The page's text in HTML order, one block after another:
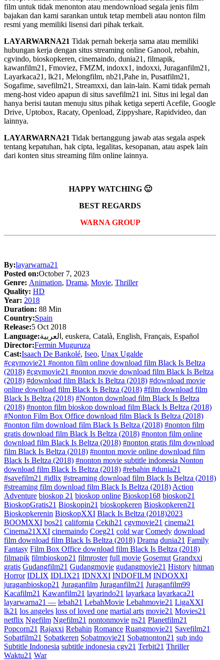
film untuk tidak menonton atau mendownload segala jenis film
bajakan dan kami sarankan untuk tetap membeli atau nonton film
resmi yang memiliki lisensi dari pihak terkait.
LAYARWARNA21 Tidak pernah bekerja sama atau memiliki
hubungan kerja dengan situs streaming online Ganool, rebahin,
cgvindo, bioskopkeren, cinemaindo, dunia21, filmapik,
kawanfilm21, Fmoviez, FMZM, indoxx1, indoxxi, Juraganfilm21,
Layarkaca21, lk21, Melongfilm, nb21,Pahe in, Pusatfilm21,
Sogafime, savefilm21, Streamxxi, dan lain-lain. Kami tidak pernah
meng-host video apapun di situs savefilm21 ini. Situs ini legal dan
hanya berisi tautan menuju situs pihak ketiga seperti Acefile, Google
Drive, Uptobox, Racaty, Openload, Zippyshare, Rapidvideo, dan
lainnya.
LAYARWARNA21 Tidak bertanggung jawab atas segala aspek
tentang kepatuhan, hak cipta, legalitas, kesopanan, atau aspek lain
dari konten situs streaming film online lainnya.
HAPPY WATCHING 🙂
BEST REGARDS
WARNA GROUP
By:layarwarna21
Posted on:October 7, 2023
Genre: Animation, Drama, Movie, Thriller
Quality: HD
Year: 2018
Duration: 88 Min
Country:Spain
Release:5 Oct 2018
Language:
العربية, euskera, Català, English, Français, Español
Director:Fermin Muguruza
Cast:Isaach De Bankolé, Iseo, Unax Ugalde
#cgvmovie21 #nonton film online download film Black Is Beltza
(2018) #cgvmovie21 #nonton movie download film Black Is Beltza
(2018) #download film Black Is Beltza (2018) #download movie
online download film Black Is Beltza (2018) #film download film
Black Is Beltza (2018) #Nonton download film Black Is Beltza
(2018) #nonton film bioskop download film Black Is Beltza (2018)
#Nonton Film Box Office download film Black Is Beltza (2018)
#nonton film download film Black Is Beltza (2018) #nonton film
gratis download film Black Is Beltza (2018) #nonton film online
download film Black Is Beltza (2018) #nonton gratis film download
film Black Is Beltza (2018) #nonton movie online download film
Black Is Beltza (2018) #nonton movie subtitle indonesia Nonton
download film Black Is Beltza (2018) #rebahin #dunia21
#savefilm21 #idlix #streaming download film Black Is Beltza (2018)
#streaming film download film Black Is Beltza (2018) Action
Adventure bioskop 21 bioskop online Bioskop168 bioskop21
BioskopGratis21 Bioskopin21 bioskopkeren Bioskopkeren21
Bioskopkerenin BioskopXXI Black Is Beltza (2018)2023
BOOMXXI bos21 california Cekih21 cgvmovie21 cinema21
Cinema21XXI cinemaindo Coeg21 cold war Comedy download
film download film Black Is Beltza (2018) Drama dunia21 Family
Fantasy Film Box Office download film Black Is Beltza (2018)
filmapik filmbioskop21 filmroster full movie Gosemut Grandxxi
gratis Gudangfilm21 Gudangmovie gudangmovie21 History hitman
Horror IDLIX IDLIX21 IDNXXI INDOFILM INDOXXI
juraganbioskop21 Juraganfilm Juraganfilm21 Juraganfilm99
Kacafilm21 Kawanfilm21 layarindo21 layarkaca layarkaca21
layarwarna21 — lebah21 LebahMovie Lebahmovie21 LigaXXI
lk21 los angeles loss of loved one martial arts movie21 Movies21
netflix Ngefilm Ngefilm21 nontonmovie ns21 Planetfilm21
Popcorn21 Rajaxxi Rebahin Romance Ruangmovie21 Savefilm21
Sobatfilm21 Sobatkeren Sobatmovie21 Sobatnonton21 sub indo
Subtitle Indonesia subtitle indonesia cgv21 Terbit21 Thriller
Waktu21 War